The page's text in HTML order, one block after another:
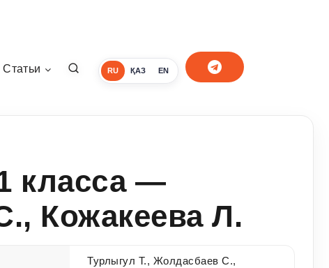
RU ҚАЗ EN
Статьи
класса —
Кожакеева Л.
Турлыгул Т., Жолдасбаев С.,